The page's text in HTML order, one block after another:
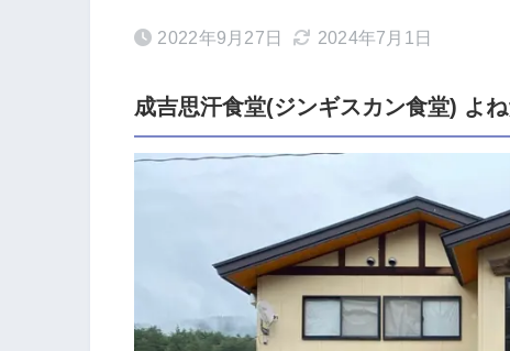
2022年9月27日 2024年7月1日
成吉思汗食堂(ジンギスカン食堂) よ